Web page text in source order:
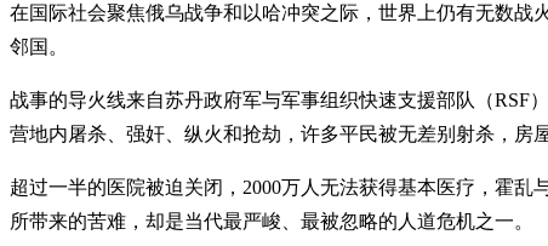
在国际社会聚焦俄乌战争和以哈冲突之际，世界上仍有无数战
邻国。
战事的导火线来自苏丹政府军与军事组织快速支援部队（RSF
营地内屠杀、强奸、纵火和抢劫，许多平民被无差别射杀，房
超过一半的医院被迫关闭，2000万人无法获得基本医疗，霍
所带来的苦难，却是当代最严峻、最被忽略的人道危机之一。